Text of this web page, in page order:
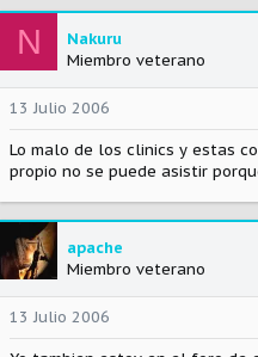
N
Nakuru
Miembro veterano
13 Julio 2006
Lo malo de los clinics y estas
propio no se puede asistir
apache
Miembro veterano
13 Julio 2006